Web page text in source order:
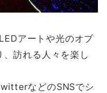
アートや光のオブ
訪れる人々を楽し
などのSNSでシ